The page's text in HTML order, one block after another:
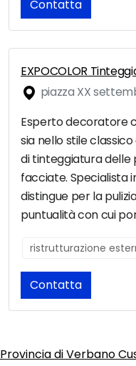
Contatta
EXPOCOLOR
piazza XX
Esperto decoratore
sia nello stile
di tinteggiatura delle
facciate. Specialista
distingue per la
puntualità con cui
ristrutturazione
Contatta
Provincia di Verbano